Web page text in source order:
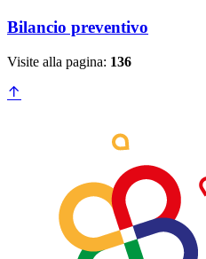
Bilancio preventivo
Visite alla pagina: 136